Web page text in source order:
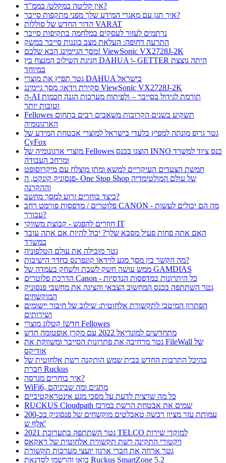
אין קליטה במקלט/ בממ"ד?
איך תגן עם מאגרי המידע שלך מפני מתקפות סייבר?
הדור החדש של סוללות VARAT
נרתמים לעזור לעסקים במלחמה בתקיפות סייבר
התרעה דחופה: העלאת מצב כוננות סייבר במשק
מסך הגיימינג הבא שלכם! ViewSonic VX2728J-2K
חגיגת השילוב המנצח בין DAHUA ו- GETTER היתה נוצצת
במיוחד
גטר תפיץ את מוצרי DAHUA בישראל
סקירת וידאו: מסך גיימינג ViewSonic VX2728J-2K
ה-AI תורמת לגידול בסייבר – ולפיתוח מערכות הגנה חכמות
וטובות יותר
Fellowes תשקיע בשנים הקרובות משאבים רבים בתחום
הארגונומיה
גטר גרופ מונתה למפיץ בלעדי בישראל למוצרי אבטחת המידע של
CyFox
מוצרי ארגונומיה של Fellowes הוצגו בכנס INNO כנס ציוד למשרד
ומרחב העבודה
חמשת הצעדים העיקריים למשא ומתן מוצלח עם מיקרוסופט
פנסוניק קונקט, ה- One Stop Shop של עולם המולטימדיה
וההקרנה
כיצד בוחרים זרוע למסך מחשב?
פלוטרים / מדפסות פורמט רחב CANON - מה הם יכולים לעשות
עבורך?
חוזרים להפגש - קבוצת משווקי IT
האם אתה פחות פעיל מסבא שלך? יכול להיות אם אתה עובד
במשרד
גטר מובילה את עולם הטלפוניה
מה הקשר בין מסך מגע לוידאו קונפרנס בחדר הישיבות?
ממש עושה חשק לשבת ולשחק בעמדה של GAMDIAS
הדרכת פלוטרים Canon - כל היתרונות במדפסות הנדסיות
גטר השתתפה בכנס המחשוב הצבאי והציגה את מחשבי פנסוניק
המוקשחים
הפתרון המיטבי לתקשורת אלחוטית: שילוב של חיבור יישומים
ושירותים
חדש! קטלוג מוצרי Fellowes
מתחדשים למונדיאל 2022 עם מקרן אופטומה חדש
גטר מרחיבה את פתרונות הסייבר ומשווקת את FileWall של
אודיקס
בהיכל התרבות החדש בבית שמש הותקנה רשת אלחוטית של
חברת Ruckus
איך בוחרים מגרסה?
WiFi6, מתגים ומה שביניהם
כל מה שרצית לדעת על מסכי מגע אינטראקטיביים
RUCKUS Cloudpath שמים את אבטחת הרשת במרכז
עמותת עזר מציון רכשה טאבלטים מוקשחים של פנסוניק בכ-200
אלף ש'
גטר השתתפה בתערוכת 2021 TELCO למוקדי שירות
ויקטורי התקינה רשת תקשורת אלחוטית של ראקאס
גטר ארחה את חברי ארגון יועצי מערכות תקשורת
בואו והרשמו לסדנאת Ruckus SmartZone 5.2